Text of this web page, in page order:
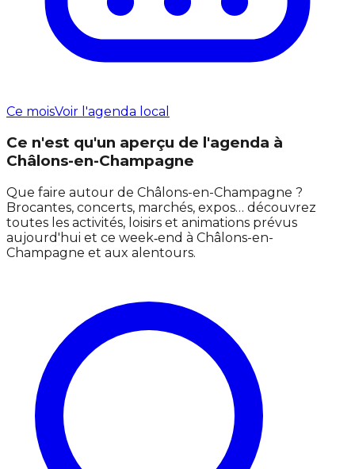
Ce moisVoir l'agenda local
Ce n'est qu'un aperçu de l'agenda à
Châlons-en-Champagne
Que faire autour de Châlons-en-Champagne ?
Brocantes, concerts, marchés, expos… découvrez
toutes les activités, loisirs et animations prévus
aujourd'hui et ce week‑end à Châlons-en-
Champagne et aux alentours.